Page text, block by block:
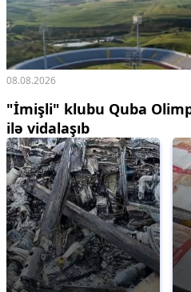
08.08.2026
"İmişli" klubu Quba
ilə vidalaşıb